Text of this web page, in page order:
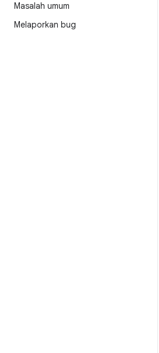
Masalah umum
Melaporkan bug